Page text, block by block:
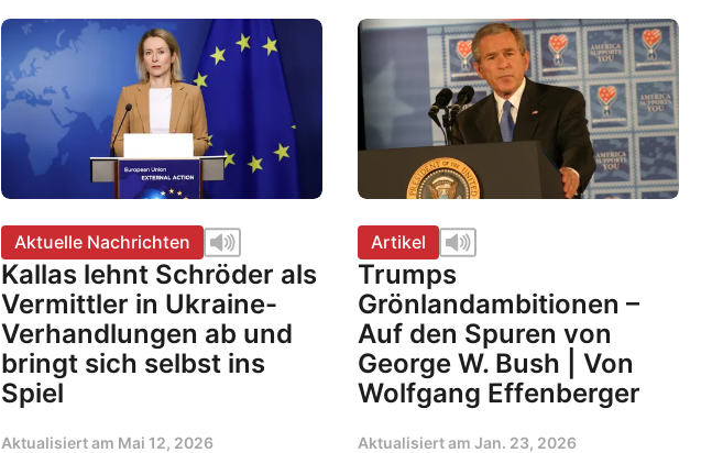
Aktuelle Nachrichten
Kallas lehnt Schröder als
Vermittler in Ukraine-
Verhandlungen ab und
bringt sich selbst ins
Spiel
Aktualisiert am Mai 12, 2026
Artikel
Trumps
Grönlandambitionen –
Auf den Spuren von
George W. Bush | Von
Wolfgang Effenberger
Aktualisiert am Jan. 23, 2026